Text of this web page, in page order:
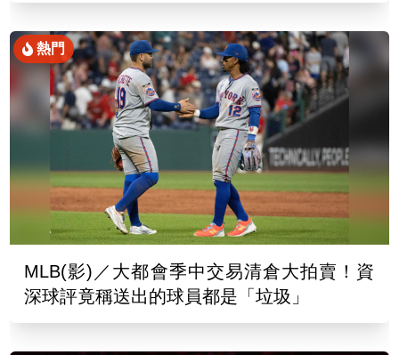
熱門
MLB(影)／大都會季中交易清倉大拍賣！資
深球評竟稱送出的球員都是「垃圾」